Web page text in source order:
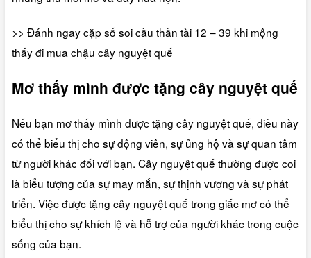
>> Đánh ngay cặp số soi cầu thần tài 12 – 39 khi mộng
thấy đi mua chậu cây nguyệt quế
Mơ thấy mình được tặng cây nguyệt quế
Nếu bạn mơ thấy mình được tặng cây nguyệt quế, điều này
có thể biểu thị cho sự động viên, sự ủng hộ và sự quan tâm
từ người khác đối với bạn. Cây nguyệt quế thường được coi
là biểu tượng của sự may mắn, sự thịnh vượng và sự phát
triển. Việc được tặng cây nguyệt quế trong giấc mơ có thể
biểu thị cho sự khích lệ và hỗ trợ của người khác trong cuộc
sống của bạn.